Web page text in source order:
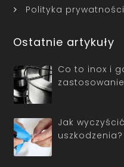
Polityka prywatności
Ostatnie artykuły
Co to inox i
Jak
uszkodzenia?